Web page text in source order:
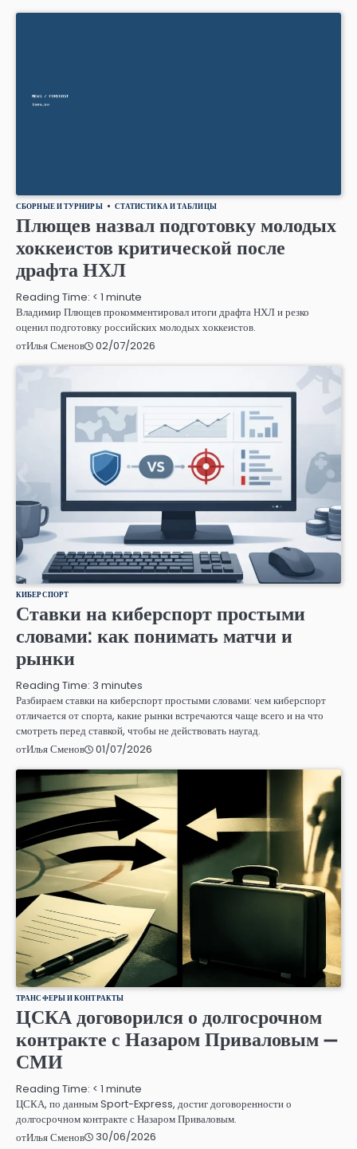
СБОРНЫЕ И ТУРНИРЫ СТАТИСТИКА И ТАБЛИЦЫ
Плющев назвал подготовку молодых
хоккеистов критической после
драфта НХЛ
Reading Time: < 1 minute
Владимир Плющев прокомментировал итоги драфта НХЛ и резко
оценил подготовку российских молодых хоккеистов.
отИлья Сменов 02/07/2026
КИБЕРСПОРТ
Ставки на киберспорт простыми
словами: как понимать матчи и
рынки
Reading Time: 3 minutes
Разбираем ставки на киберспорт простыми словами: чем киберспорт
отличается от спорта, какие рынки встречаются чаще всего и на что
смотреть перед ставкой, чтобы не действовать наугад.
отИлья Сменов 01/07/2026
ТРАНСФЕРЫ И КОНТРАКТЫ
ЦСКА договорился о долгосрочном
контракте с Назаром Приваловым —
СМИ
Reading Time: < 1 minute
ЦСКА, по данным Sport-Express, достиг договоренности о
долгосрочном контракте с Назаром Приваловым.
отИлья Сменов 30/06/2026